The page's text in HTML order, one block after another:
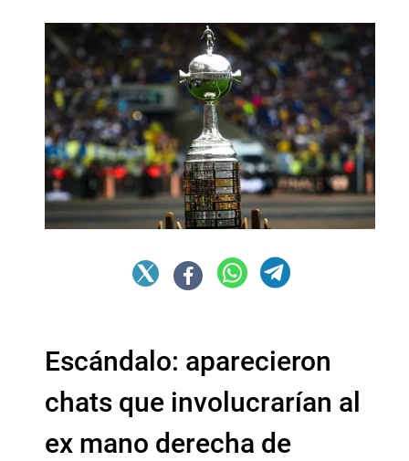
Escándalo: aparecieron
chats que involucrarían al
ex mano derecha de